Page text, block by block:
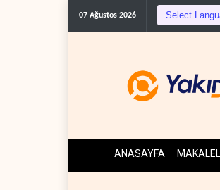
07 Ağustos 2026
ANASAYFA